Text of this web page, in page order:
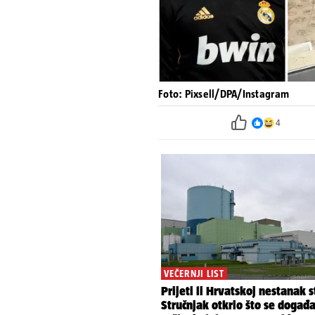
Foto: Pixsell/DPA/Instagram
4